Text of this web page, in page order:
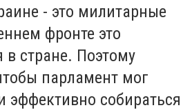
- это милитарные
фронте это
в стране. Поэтому
парламент мог
эффективно собираться